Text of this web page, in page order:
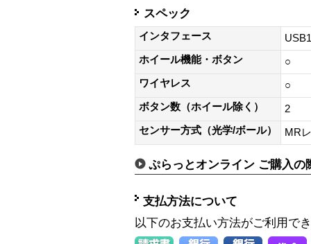
スペック
インタフェース
ホイール機能・ボタン
○
ワイヤレス
○
ボタン数（ホイール除く）
2
センサー方式（光学/ボール）
MR
ぷらっとオンライン ご購入の
支払方法について
以下のお支払い方法がご利用で